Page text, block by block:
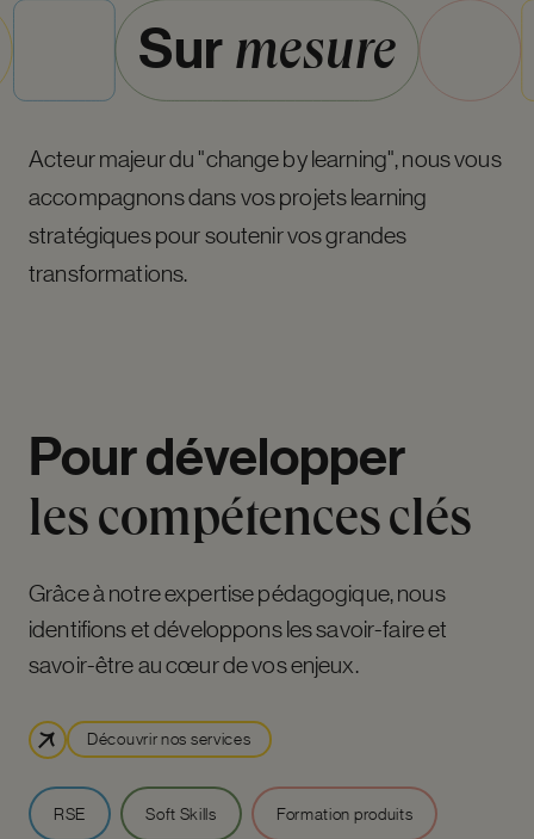
Surmesure
Acteur majeur du "change by learning", nous vous
accompagnons dans vos projets learning
stratégiques pour soutenir vos grandes
transformations.
Pourdévelopper
lescompétencesclés
Grâce à notre expertise pédagogique, nous
identifions et développons les savoir-faire et
savoir-être au cœur de vos enjeux.
Découvrir nos services
RSE Soft Skills Formation produits